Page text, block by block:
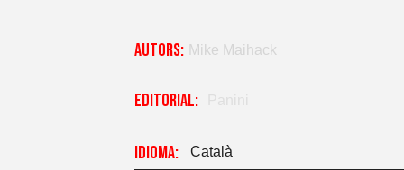
Autors: Mike Maihack
Editorial:
Idioma: Català